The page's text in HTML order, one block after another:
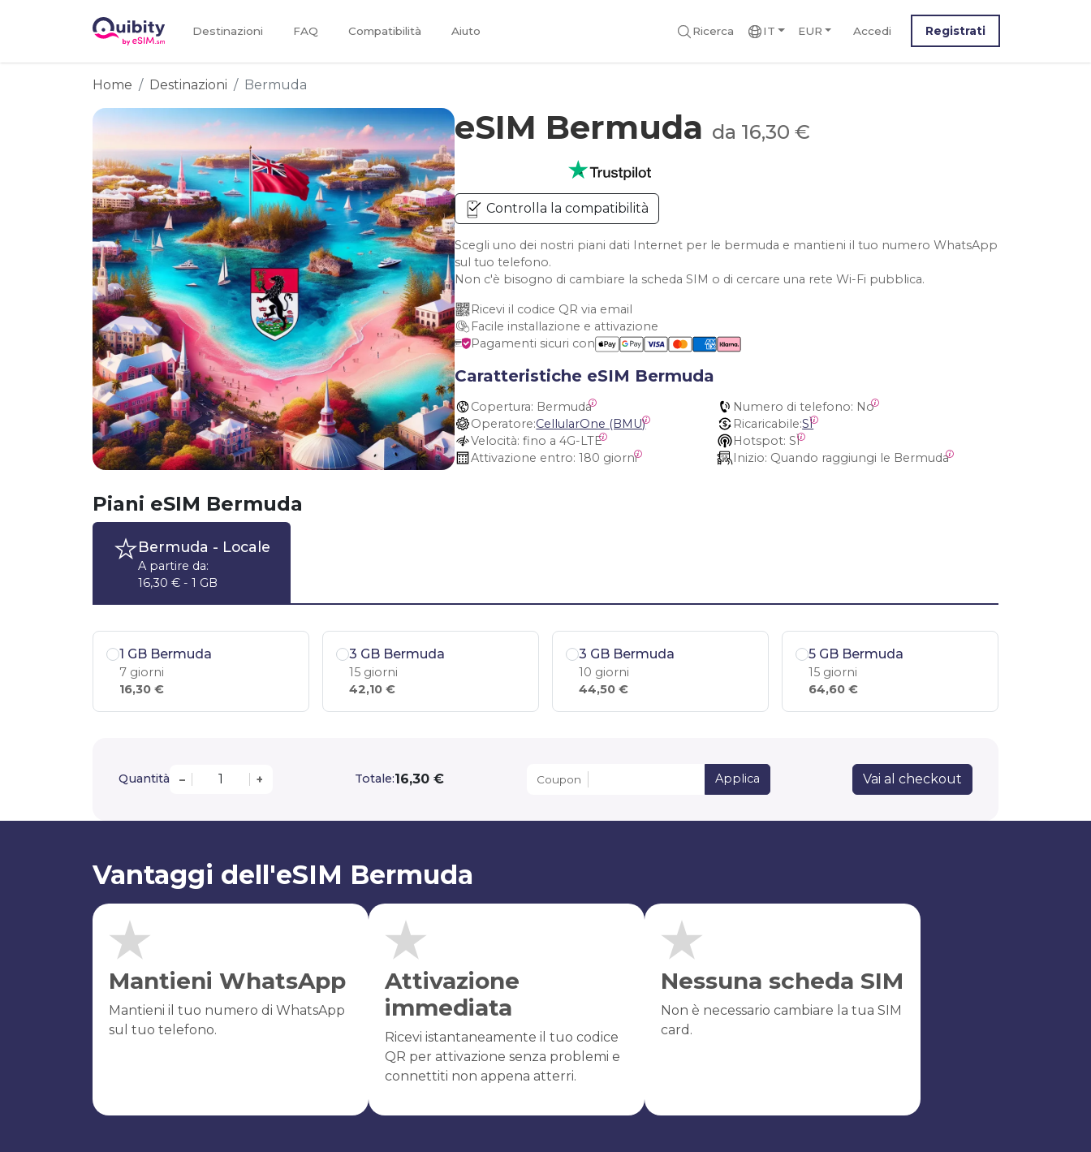
Destinazioni FAQ Compatibilità Aiuto Ricerca IT EUR Accedi Registrati
Home Destinazioni Bermuda
eSIM Bermuda da 16,30 €
Controlla la compatibilità
Scegli uno dei nostri piani dati Internet per le bermuda e mantieni il tuo numero WhatsApp
sul tuo telefono.
Non c'è bisogno di cambiare la scheda SIM o di cercare una rete Wi-Fi pubblica.
Ricevi il codice QR via email
Facile installazione e attivazione
Pagamenti sicuri con
Caratteristiche eSIM Bermuda
Copertura: Bermuda Numero di telefono: No
Operatore:CellularOne (BMU) Ricaricabile:SÌ
Velocità: fino a 4G-LTE Hotspot: SÌ
Attivazione entro: 180 giorni Inizio: Quando raggiungi le Bermuda
Piani eSIM Bermuda
Bermuda - Locale
A partire da:
16,30 € - 1 GB
1 GB Bermuda
7 giorni
16,30 €
3 GB Bermuda
15 giorni
42,10 €
3 GB Bermuda
10 giorni
44,50 €
5 GB Bermuda
15 giorni
64,60 €
Quantità – + Totale:16,30 € Coupon Applica Vai al checkout
Vantaggi dell'eSIM Bermuda
Mantieni WhatsApp
Mantieni il tuo numero di WhatsApp
sul tuo telefono.
Attivazione
immediata
Ricevi istantaneamente il tuo codice
QR per attivazione senza problemi e
connettiti non appena atterri.
Nessuna scheda SIM
Non è necessario cambiare la tua SIM
card.